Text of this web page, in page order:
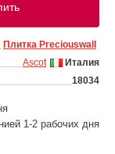
Плитка Preciouswall
Италия
Ascot
18034
1-2 рабочих дня